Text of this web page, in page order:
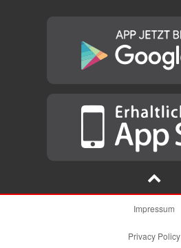
Impressum
Privacy Policy